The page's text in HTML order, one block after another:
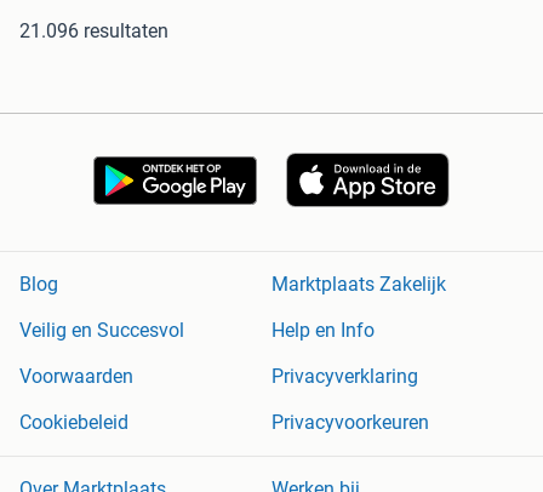
21.096 resultaten
Blog
Marktplaats Zakelijk
Veilig en Succesvol
Help en Info
Voorwaarden
Privacyverklaring
Cookiebeleid
Privacyvoorkeuren